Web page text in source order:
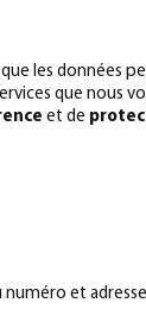
les données
que nous
et de
numéro et